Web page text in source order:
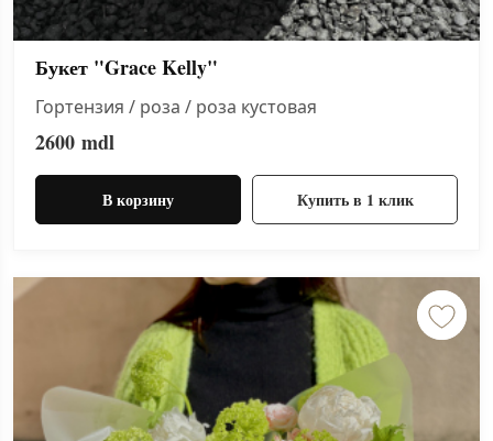
Букет "Grace Kelly"
Гортензия / роза / роза кустовая
2600 mdl
В корзину Купить в 1 клик